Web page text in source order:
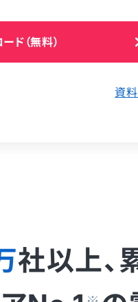
ド（無料）
資
社以上、